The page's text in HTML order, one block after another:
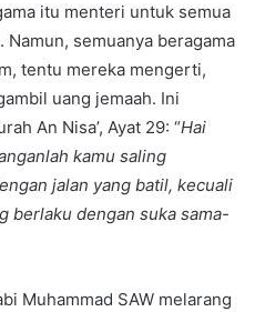
itu menteri untuk semua
semuanya beragama
tentu mereka mengerti,
uang jemaah. Ini
An Nisa’, Ayat 29: “Hai
kamu saling
jalan yang batil, kecuali
berlaku dengan suka sama-
Muhammad SAW melarang